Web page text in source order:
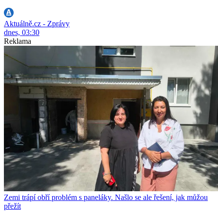
Aktuálně.cz - Zprávy
dnes, 03:30
Reklama
Zemi trápí obří problém s paneláky. Našlo se ale řešení, jak můžou
přežít